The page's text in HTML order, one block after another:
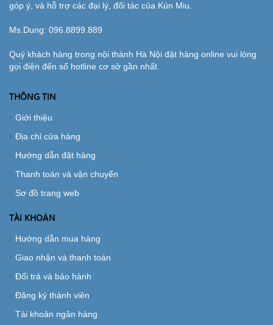
góp ý, và hỗ trợ các đại lý, đối tác của Kún Miu.
Ms.Dung: 096.8899.889
Quý khách hàng trong nội thành Hà Nội đặt hàng online vui lòng
gọi điện đến số hotline cơ sở gần nhất.
THÔNG TIN
Giới thiệu
Địa chỉ cửa hàng
Hướng dẫn đặt hàng
Thanh toán và vận chuyển
Sơ đồ trang web
TÀI KHOẢN
Hướng dẫn mua hàng
Giao nhận và thanh toán
Đổi trả và bảo hành
Đăng ký thành viên
Tài khoản ngân hàng